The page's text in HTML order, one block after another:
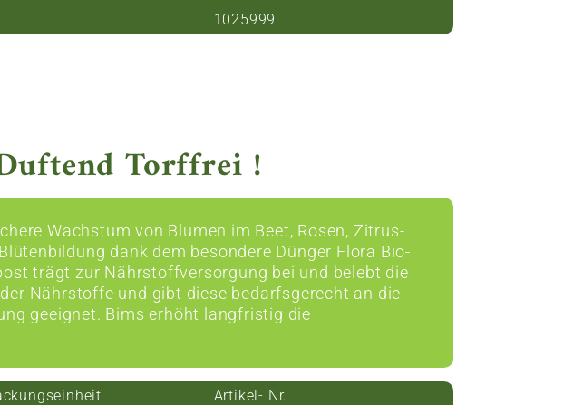
1025999
Torffrei !
Wachstum von Blumen im Beet, Rosen, Zitrus-
dank dem besondere Dünger Flora Bio-
trägt zur Nährstoffversorgung bei und belebt die
Nährstoffe und gibt diese bedarfsgerecht an die
geeignet. Bims erhöht langfristig die
Artikel- Nr.